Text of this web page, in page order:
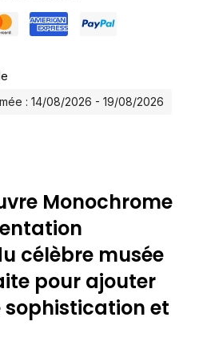
: 14/08/2026 - 19/08/2026
Monochrome
célèbre musée
pour ajouter
sophistication et